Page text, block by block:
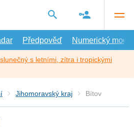
Předpověď Numerický model
s letními, zítra i tropickými
Jihomoravský kraj Bítov